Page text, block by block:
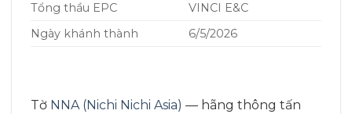
Tổng thầu EPC
VINCI E&C
Ngày khánh thành
6/5/2026
Tờ NNA (Nichi Nichi Asia) — hãng thông tấn